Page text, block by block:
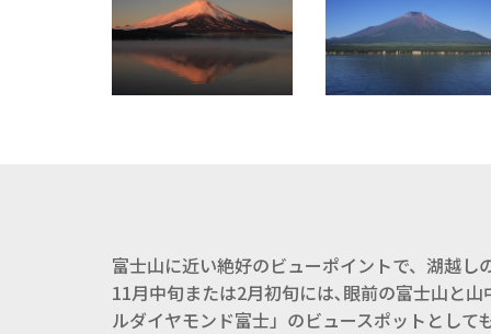
富士山に近い絶好のビューポイントで、湖越し
11月中旬または2月初旬には､眼前の富士山と
ルダイヤモンド富士」のビュースポットとし